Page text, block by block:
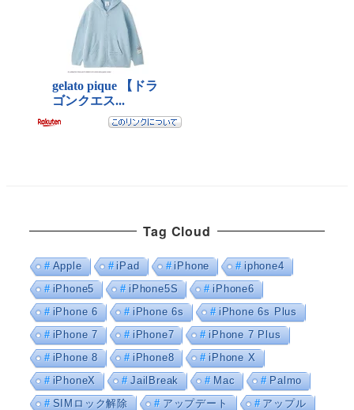
Tag Cloud
Apple iPad iPhone
iphone4
iPhone5
iPhone5S
iPhone6
iPhone 6
iPhone 6s
iPhone 6s Plus
iPhone 7
iPhone7
iPhone 7 Plus
iPhone 8
iPhone8
iPhone X
iPhoneX
JailBreak Mac
Palmo
SIMロック解除
アップデート
アップル